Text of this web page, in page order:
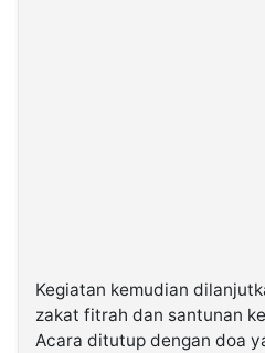
Kegiatan kemudian
zakat fitrah dan santunan
Acara ditutup dengan doa